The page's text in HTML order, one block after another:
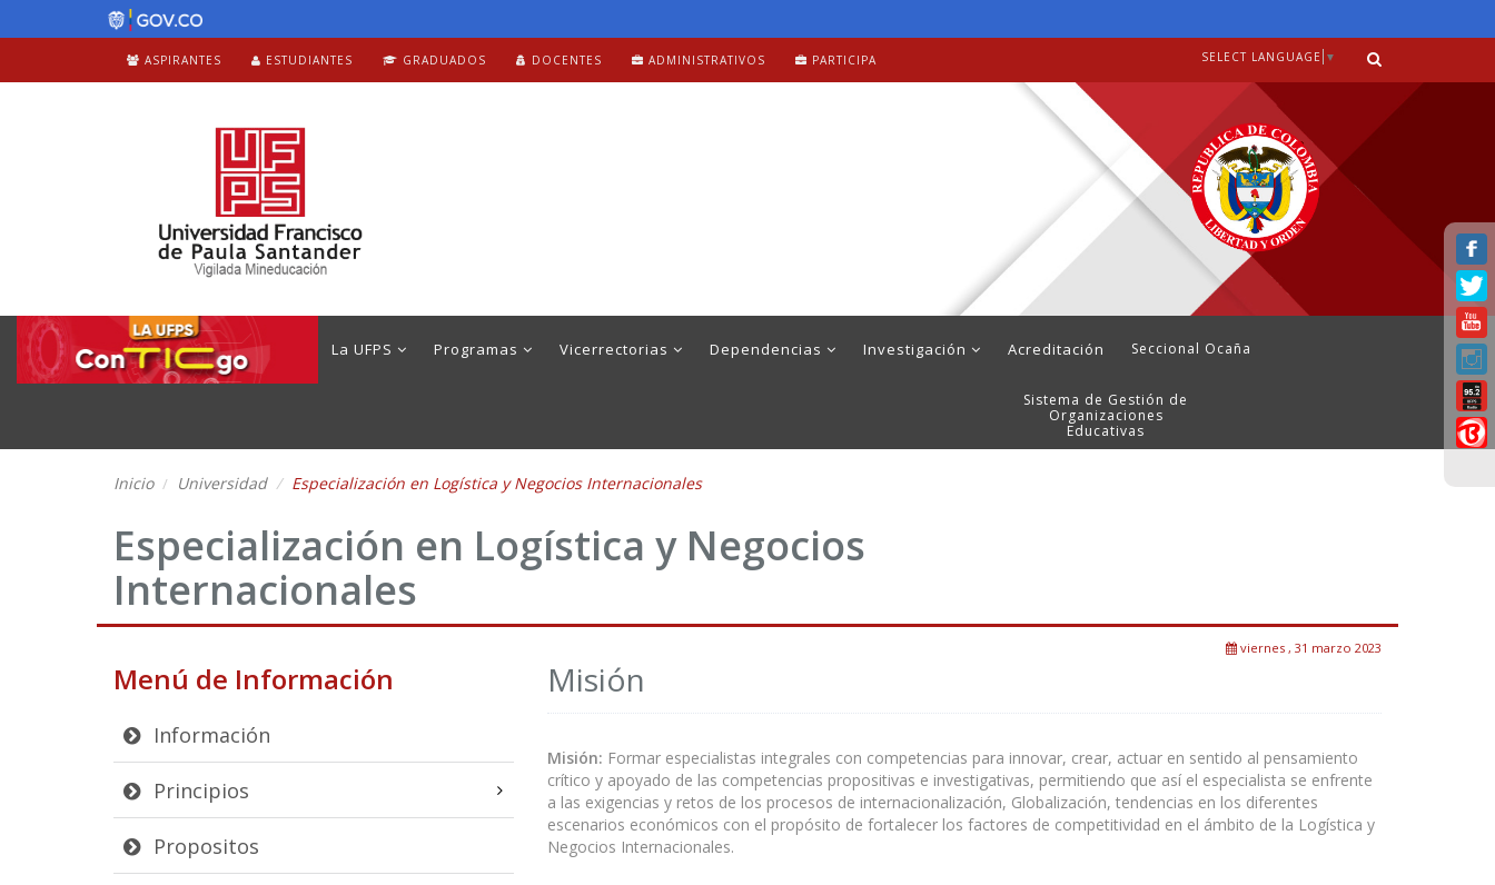
ASPIRANTES ESTUDIANTES GRADUADOS DOCENTES ADMINISTRATIVOS PARTICIPA SELECT LANGUAGE ▼
La UFPS Programas Vicerrectorias Dependencias Investigación Acreditación Seccional Ocaña
Sistema de Gestión de
Organizaciones
Educativas
Inicio Universidad Especialización en Logística y Negocios Internacionales
Especialización en Logística y Negocios
Internacionales
Menú de Información
Información
Principios
Propositos
viernes , 31 marzo 2023
Misión
Misión: Formar especialistas integrales con competencias para innovar, crear, actuar en sentido al pensamiento
crítico y apoyado de las competencias propositivas e investigativas, permitiendo que así el especialista se enfrente
a las exigencias y retos de los procesos de internacionalización, Globalización, tendencias en los diferentes
escenarios económicos con el propósito de fortalecer los factores de competitividad en el ámbito de la Logística y
Negocios Internacionales.